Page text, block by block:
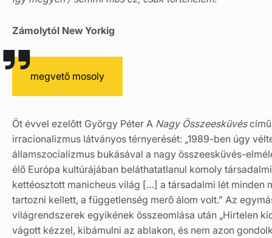
Zámolytól New Yorkig
megvető mosoly
Öt évvel ezelőtt György Péter A Nagy Összeesküvéscímű
irracionalizmus látványos térnyerését: „1989-ben úgy
államszocializmus bukásával a nagy összeesküvés-
élő Európa kultúrájában beláthatatlanul komoly
kettéosztott manicheus világ […] a társadalmi lét minden
tartozni kellett, a függetlenség merő álom volt.” Az
világrendszerek egyikének összeomlása után „Hirtelen
vágott kézzel, kibámulni az ablakon, és nem azon